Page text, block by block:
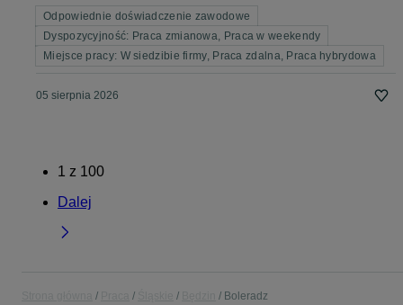
Odpowiednie doświadczenie zawodowe
Dyspozycyjność: Praca zmianowa, Praca w weekendy
Miejsce pracy: W siedzibie firmy, Praca zdalna, Praca hybrydowa
05 sierpnia 2026
1 z 100
Dalej
Boleradz